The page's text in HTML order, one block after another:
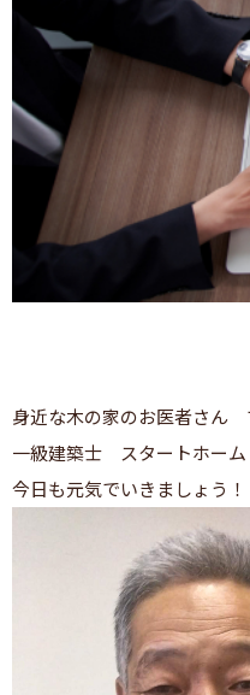
身近な木の家のお医者さん
一級建築士 スタートホーム
今日も元気でいきましょう！